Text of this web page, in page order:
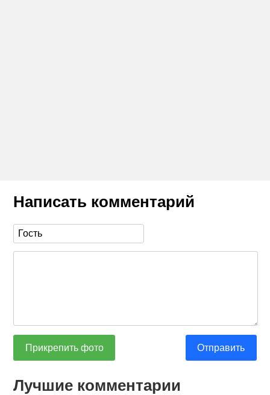
Написать комментарий
Прикрепить фото Отправить
Лучшие комментарии